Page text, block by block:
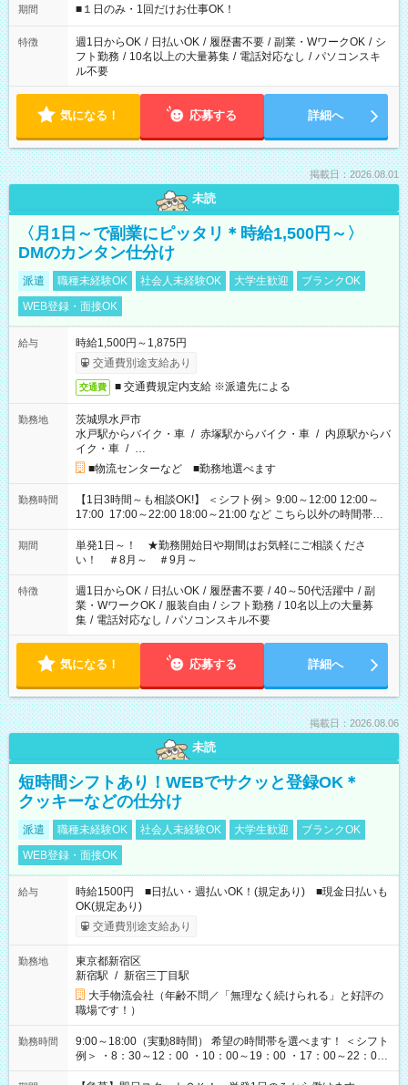
げるお仕事も！ ご希望のお時間に合わせてご紹介！ ※シフトは
ください！
期間 ■１日のみ・1回だけお仕事OK！
特徴 週1日からOK / 日払いOK / 履歴書不要 / 副業・WワークOK / シ
フト勤務 / 10名以上の大量募集 / 電話対応なし / パソコンスキ
ル不要
気になる！ 応募する 詳細へ
掲載日：2026.08.01
未読
〈月1日～で副業にピッタリ＊時給1,500円～〉
DMのカンタン仕分け
派遣 職種未経験OK 社会人未経験OK 大学生歓迎
ブランクOK
WEB登録・面接OK
給与
時給1,500円～1,875円
交通費別途支給あり
交通費 ■ 交通費規定内支給 ※派遣先による
勤務地
茨城県水戸市
水戸駅からバイク・車 / 赤塚駅からバイク・車 / 内原駅からバ
イク・車 / …
■物流センターなど ■勤務地選べます
勤務時間
【1日3時間～も相談OK!】 ＜シフト例＞ 9:00～12:00 12:00～
17:00 17:00～22:00 18:00～21:00 など こちら以外の時間帯も
お気軽にご相談ください！
期間
単発1日～！ ★勤務開始日や期間はお気軽にご相談くださ
い！ ＃8月～ ＃9月～
特徴 週1日からOK / 日払いOK / 履歴書不要 / 40～50代活躍中 / 副
業・WワークOK / 服装自由 / シフト勤務 / 10名以上の大量募
集 / 電話対応なし / パソコンスキル不要
気になる！ 応募する 詳細へ
掲載日：2026.08.06
未読
短時間シフトあり！WEBでサクッと登録OK＊
クッキーなどの仕分け
派遣 職種未経験OK 社会人未経験OK 大学生歓迎
ブランクOK
WEB登録・面接OK
給与
時給1500円 ■日払い・週払いOK！(規定あり) ■現金日払いも
OK(規定あり)
交通費別途支給あり
勤務地
東京都新宿区
新宿駅 / 新宿三丁目駅
大手物流会社（年齢不問／「無理なく続けられる」と好評の
職場です！）
勤務時間
9:00～18:00（実動8時間） 希望の時間帯を選べます！ ＜シフト
例＞ ・8：30～12：00 ・10：00～19：00 ・17：00～22：00
・13：00～22：00 ・22：00～翌6：00 など